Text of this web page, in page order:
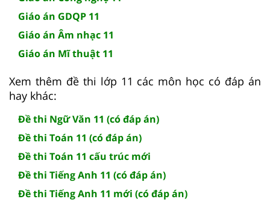
Giáo án GDQP 11
Giáo án Âm nhạc 11
Giáo án Mĩ thuật 11
Xem thêm đề thi lớp 11 các môn học có đáp án
hay khác:
Đề thi Ngữ Văn 11 (có đáp án)
Đề thi Toán 11 (có đáp án)
Đề thi Toán 11 cấu trúc mới
Đề thi Tiếng Anh 11 (có đáp án)
Đề thi Tiếng Anh 11 mới (có đáp án)